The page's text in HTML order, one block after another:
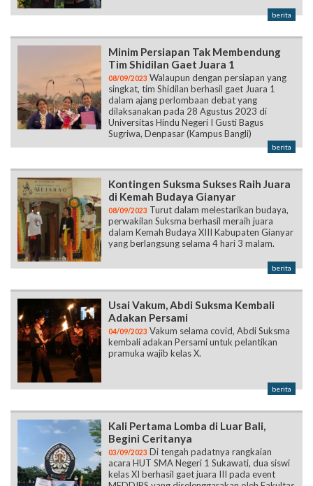
berita
Minim Persiapan Tak Membendung
Tim Shidilan Gaet Juara 1
08/09/2023 Walaupun dengan persiapan yang
singkat, tim Shidilan berhasil gaet Juara 1
dalam ajang perlombaan debat yang
dilaksanakan pada 28 Agustus 2023 di
Universitas Hindu Negeri I Gusti Bagus
Sugriwa, Denpasar (Kampus Bangli)
berita
Kontingen Suksma Sukses Raih Juara
di Kemah Budaya Gianyar
08/09/2023 Turut dalam melestarikan budaya,
perwakilan Suksma berhasil meraih juara
dalam Kemah Budaya XIII Kabupaten Gianyar
yang berlangsung selama 4 hari 3 malam.
berita
Usai Vakum, Abdi Suksma Kembali
Adakan Persami
04/09/2023 Vakum selama covid, Abdi Suksma
kembali adakan Persami untuk pelantikan
pramuka wajib kelas X.
berita
Kali Pertama Lomba di Luar Bali,
Begini Ceritanya
03/09/2023 Di tengah padatnya rangkaian
acara HUT SMA Negeri 1 Sukawati, dua siswi
kelas XI berhasil gaet juara III pada event